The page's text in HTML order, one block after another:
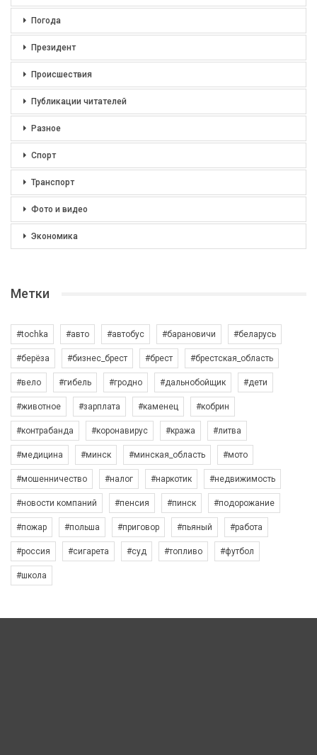
Погода
Президент
Происшествия
Публикации читателей
Разное
Спорт
Транспорт
Фото и видео
Экономика
Метки
#tochka #авто #автобус #барановичи #беларусь
#берёза #бизнес_брест #брест #брестская_область
#вело #гибель #гродно #дальнобойщик #дети
#животное #зарплата #каменец #кобрин
#контрабанда #коронавирус #кража #литва
#медицина #минск #минская_область #мото
#мошенничество #налог #наркотик #недвижимость
#новости компаний #пенсия #пинск #подорожание
#пожар #польша #приговор #пьяный #работа
#россия #сигарета #суд #топливо #футбол
#школа